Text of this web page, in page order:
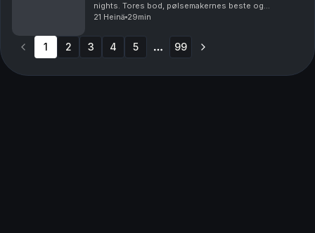
nights. Tores bod, pølsemakernes beste og
livreddende førstehjelp. Snakkes!
21 Heinä 29min
1 2 3 4 5 99